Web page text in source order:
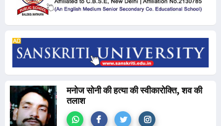
मनोज सोनी की हत्या की स्वीकारोक्ति, शव की
तलाश